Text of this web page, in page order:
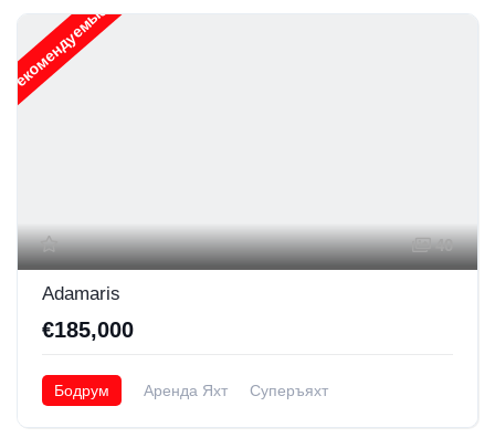
Рекомендуемые
40
Adamaris
€185,000
Бодрум Аренда Яхт Суперъяхт